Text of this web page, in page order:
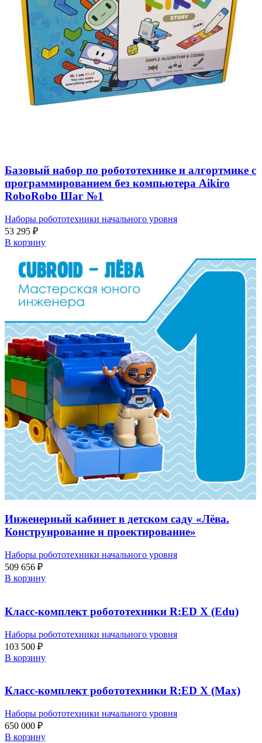
Базовый набор по робототехнике и алгортмике с
программированием без компьютера Aikiro
RoboRobo Шаг №1
Наборы робототехники начального уровня
53 295 ₽
В корзину
Инженерный кабинет в детском саду «Лёва.
Конструирование и проектирование»
Наборы робототехники начального уровня
509 656 ₽
В корзину
Класс-комплект робототехники R:ED X (Edu)
Наборы робототехники начального уровня
103 500 ₽
В корзину
Класс-комплект робототехники R:ED X (Max)
Наборы робототехники начального уровня
650 000 ₽
В корзину